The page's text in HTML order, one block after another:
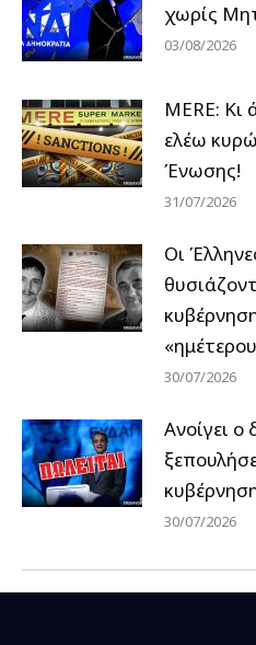
χωρίς
03/08/2026
MERE: Κι
ελέω
Ένωσης!
31/07/2026
Οι
30/07/2026
Ανοίγει ο
30/07/2026